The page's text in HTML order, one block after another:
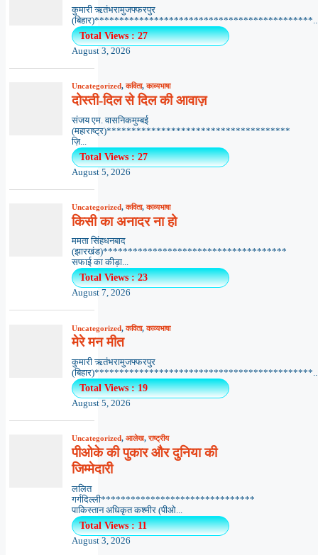
कुमारी ऋतंभरामुजफ्फरपुर
Total Views : 27
August 3, 2026
Uncategorized,कविता,काव्यभाषा
दोस्ती-दिल से दिल की आवाज़
संजय एम. वासनिकमुम्बई
(महाराष्ट्र)*************************************
ज़ि...
Total Views : 27
August 5, 2026
Uncategorized,कविता,काव्यभाषा
किसी का अनादर ना हो
ममता सिंहधनबाद
(झारखंड)*************************************
सफाई का कीड़ा...
Total Views : 23
August 7, 2026
Uncategorized,कविता,काव्यभाषा
मेरे मन मीत
कुमारी ऋतंभरामुजफ्फरपुर
Total Views : 19
August 5, 2026
Uncategorized, आलेख,राष्ट्रीय
पीओके की पुकार और दुनिया की
जिम्मेदारी
ललित
गर्गदिल्ली*******************************
पाकिस्तान अधिकृत कश्मीर (पीओ...
Total Views : 11
August 3, 2026